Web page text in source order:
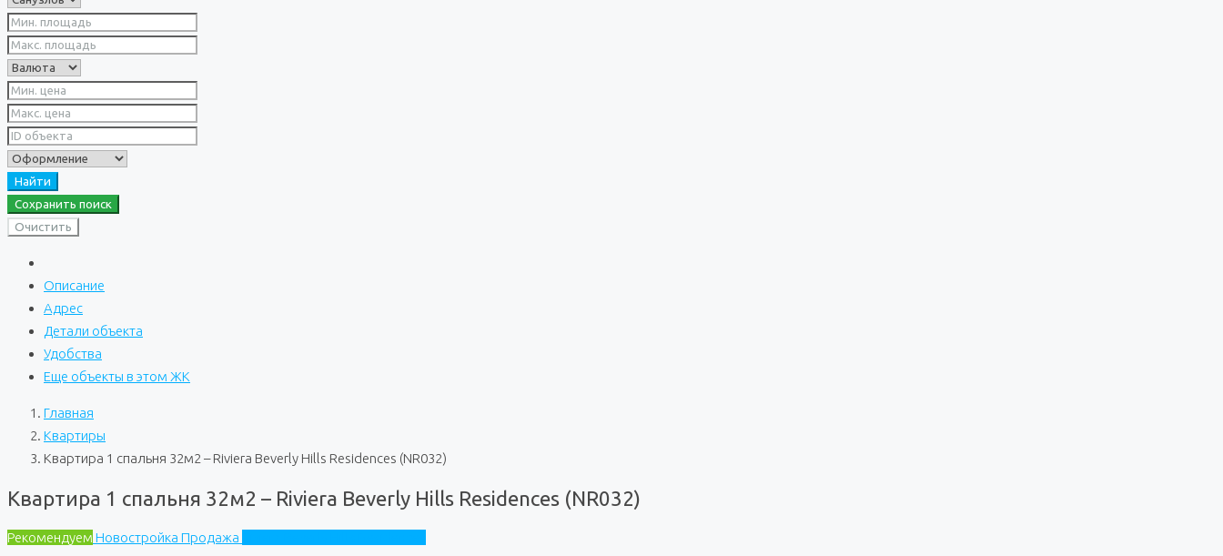
Найти
Сохранить поиск
Очистить
Описание
Адрес
Детали объекта
Удобства
Еще объекты в этом ЖК
Главная
Квартиры
Квартира 1 спальня 32м2 – Riviera Beverly Hills Residences (NR032)
Квартира 1 спальня 32м2 – Riviera Beverly Hills Residences (NR032)
Рекомендуем Новостройка Продажа